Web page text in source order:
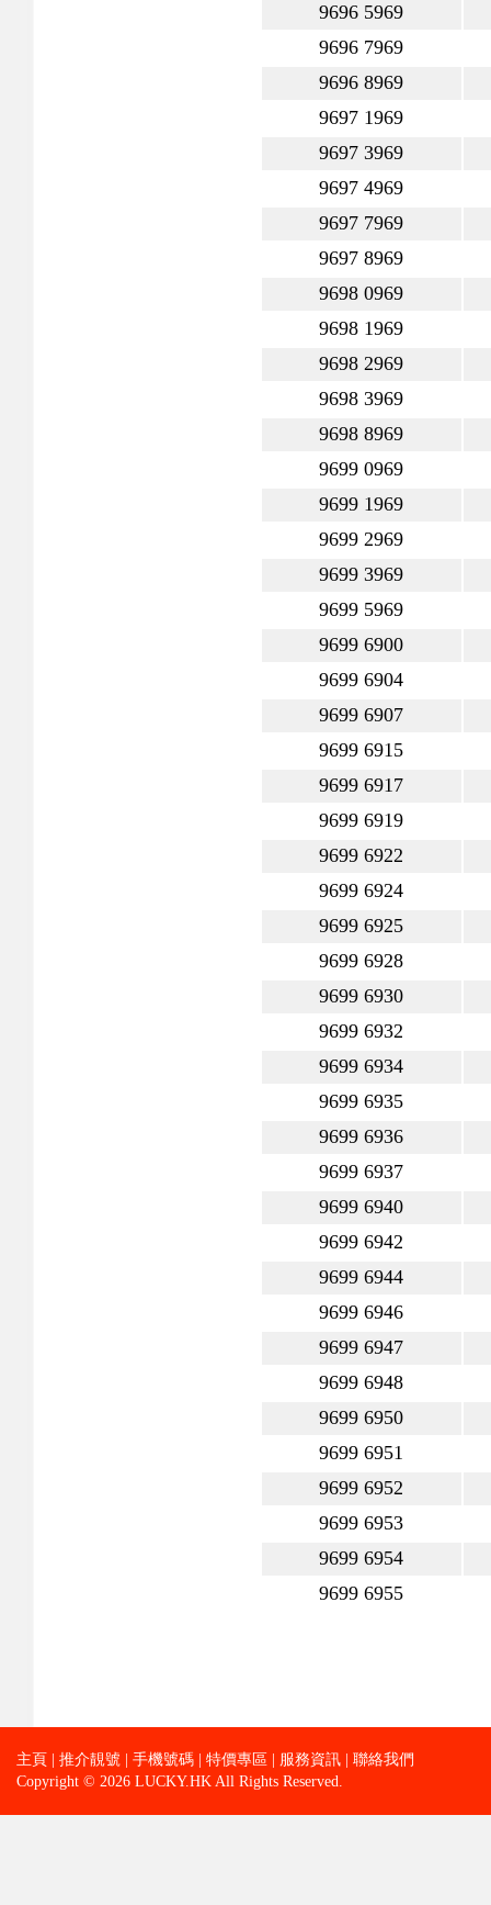
9696 5969
9696 7969
9696 8969
9697 1969
9697 3969
9697 4969
9697 7969
9697 8969
9698 0969
9698 1969
9698 2969
9698 3969
9698 8969
9699 0969
9699 1969
9699 2969
9699 3969
9699 5969
9699 6900
9699 6904
9699 6907
9699 6915
9699 6917
9699 6919
9699 6922
9699 6924
9699 6925
9699 6928
9699 6930
9699 6932
9699 6934
9699 6935
9699 6936
9699 6937
9699 6940
9699 6942
9699 6944
9699 6946
9699 6947
9699 6948
9699 6950
9699 6951
9699 6952
9699 6953
9699 6954
9699 6955
主頁 推介靚號 手機號碼 特價專區 服務資訊
聯絡我們
Copyright © 2026 LUCKY.HK All Rights Reserved.